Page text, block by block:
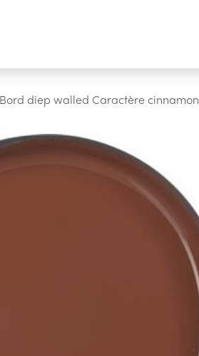
Bord diep walled Caractère cinnamon